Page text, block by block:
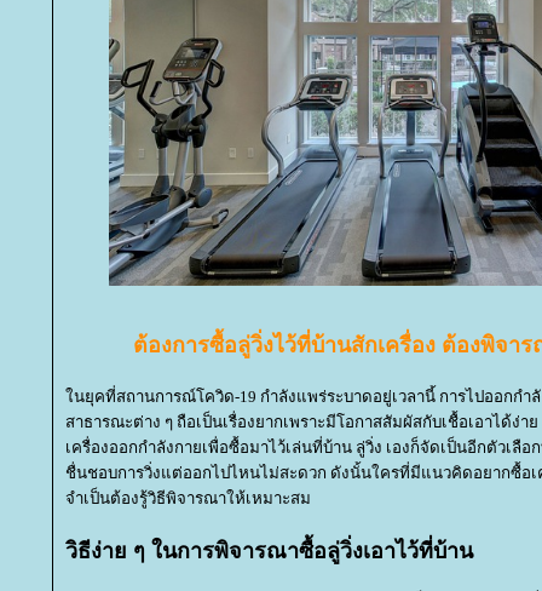
ต้องการซื้อลู่วิ่งไว้ที่บ้านสักเครื่อง ต้องพิจา
นยุคที่สถานการณ์โควิด-19 กำลังแพร่ระบาดอยู่เวลานี้ การไปออกกำ
สาธารณะต่าง ๆ ถือเป็นเรื่องยากเพราะมีโอกาสสัมผัสกับเชื้อเอาได้ง่
เครื่องออกกำลังกายเพื่อซื้อมาไว้เล่นที่บ้าน ลู่วิ่ง เองก็จัดเป็นอีกตัวเลื
ชื่นชอบการวิ่งแต่ออกไปไหนไม่สะดวก ดังนั้นใครที่มีแนวคิดอยากซื้อ
จำเป็นต้องรู้วิธีพิจารณาให้เหมาะสม
วิธีง่าย ๆ ในการพิจารณาซื้อลู่วิ่งเอาไว้ที่บ้าน